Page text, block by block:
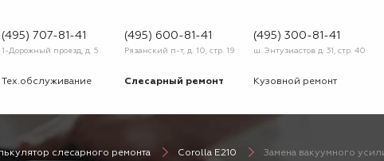
(495) 707-81-41
1-Дорожный проезд, д. 5
(495) 600-81-41
Рязанский п-т, д. 10, стр. 19
(495) 300-81-41
ш. Энтузиастов д. 31, стр. 40
Тех.обслуживание Слесарный ремонт Кузовной ремонт
слесарного ремонта Corolla E210 Замена вакуумного